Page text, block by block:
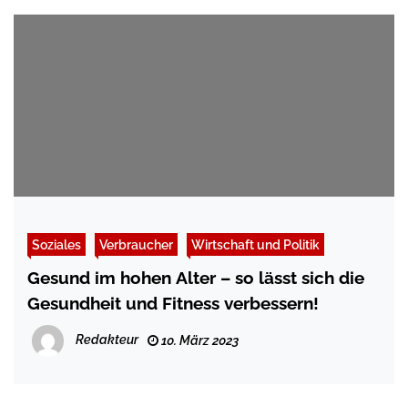
Soziales Verbraucher Wirtschaft und Politik
Gesund im hohen Alter – so lässt sich die
Gesundheit und Fitness verbessern!
Redakteur 10. März 2023